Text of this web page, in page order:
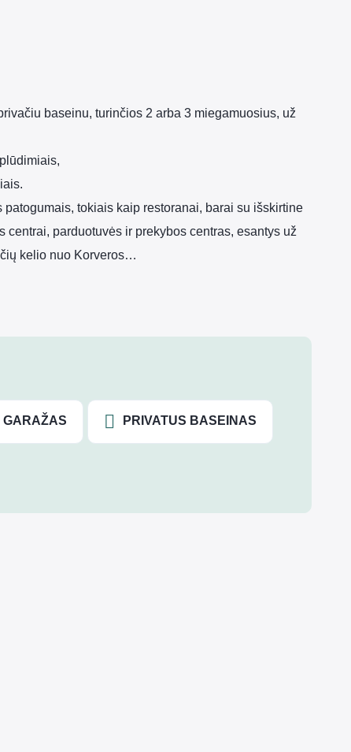
baseinu, turinčios 2 arba 3 miegamuosius, už
tokiais kaip restoranai, barai su išskirtine
parduotuvės ir prekybos centras, esantys už
kelio nuo Korveros…
GARAŽAS PRIVATUS BASEINAS